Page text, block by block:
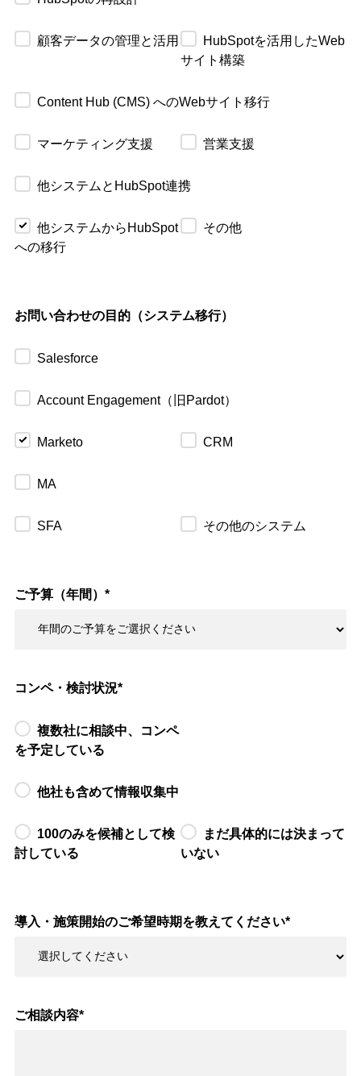
顧客データの管理と活用
HubSpotを活用したWeb
サイト構築
Content Hub (CMS) へのWebサイト移行
マーケティング支援 営業支援
他システムとHubSpot連携
他システムからHubSpot
への移行
その他
お問い合わせの目的（システム移行）
Salesforce
Account Engagement（旧Pardot）
Marketo CRM
MA
SFA その他のシステム
ご予算（年間） *
コンペ・検討状況*
複数社に相談中、コンペ
を予定している
他社も含めて情報収集中
100のみを候補として検
討している
まだ具体的には決まって
いない
導入・施策開始のご希望時期を教えてください*
ご相談内容*